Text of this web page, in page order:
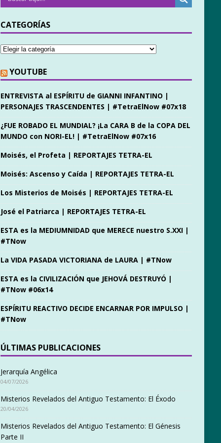
CATEGORÍAS
YOUTUBE
ENTREVISTA al ESPÍRITU de GIANNI INFANTINO |
PERSONAJES TRASCENDENTES | #TetraElNow #07x18
¿FUE ROBADO EL MUNDIAL? ¡La CARA B de la COPA DEL
MUNDO con NORI-EL! | #TetraElNow #07x16
Moisés, el Profeta | REPORTAJES TETRA-EL
Moisés: Ascenso y Caída | REPORTAJES TETRA-EL
Los Misterios de Moisés | REPORTAJES TETRA-EL
José el Patriarca | REPORTAJES TETRA-EL
ESTA es la MEDIUMNIDAD que MERECE nuestro S.XXI |
#TNow
La VIDA PASADA VICTORIANA de LAURA | #TNow
ESTA es la CIVILIZACIÓN que JEHOVÁ DESTRUYÓ |
#TNow #06x14
ESPÍRITU REACTIVO DECIDE ENCARNAR POR IMPULSO |
#TNow
ÚLTIMAS PUBLICACIONES
Jerarquía Angélica
04/07/2026
Misterios Revelados del Antiguo Testamento: El Éxodo
20/04/2026
Misterios Revelados del Antiguo Testamento: El Génesis
Parte II